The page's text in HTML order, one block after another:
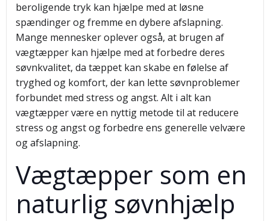
beroligende tryk kan hjælpe med at løsne
spændinger og fremme en dybere afslapning.
Mange mennesker oplever også, at brugen af
vægtæpper kan hjælpe med at forbedre deres
søvnkvalitet, da tæppet kan skabe en følelse af
tryghed og komfort, der kan lette søvnproblemer
forbundet med stress og angst. Alt i alt kan
vægtæpper være en nyttig metode til at reducere
stress og angst og forbedre ens generelle velvære
og afslapning.
Vægtæpper som en
naturlig søvnhjælp